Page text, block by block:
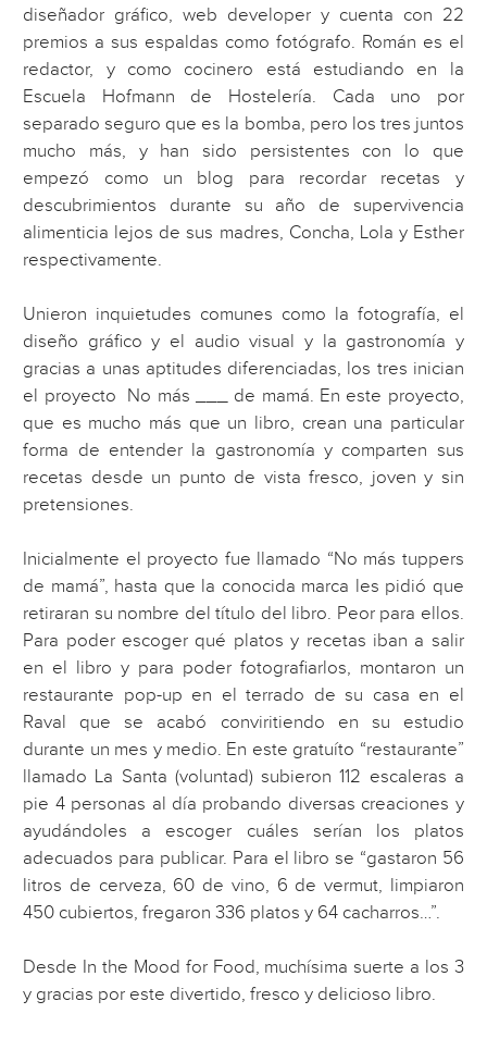
diseñador gráfico, web developer y cuenta con 22
premios a sus espaldas como fotógrafo. Román es el
redactor, y como cocinero está estudiando en la
Escuela Hofmann de Hostelería. Cada uno por
separado seguro que es la bomba, pero los tres juntos
mucho más, y han sido persistentes con lo que
empezó como un blog para recordar recetas y
descubrimientos durante su año de supervivencia
alimenticia lejos de sus madres, Concha, Lola y Esther
respectivamente.
Unieron inquietudes comunes como la fotografía, el
diseño gráfico y el audio visual y la gastronomía y
gracias a unas aptitudes diferenciadas, los tres inician
el proyecto No más ___ de mamá. En este proyecto,
que es mucho más que un libro, crean una particular
forma de entender la gastronomía y comparten sus
recetas desde un punto de vista fresco, joven y sin
pretensiones.
Inicialmente el proyecto fue llamado “No más tuppers
de mamá”, hasta que la conocida marca les pidió que
retiraran su nombre del título del libro. Peor para ellos.
Para poder escoger qué platos y recetas iban a salir
en el libro y para poder fotografiarlos, montaron un
restaurante pop-up en el terrado de su casa en el
Raval que se acabó conviritiendo en su estudio
durante un mes y medio. En este gratuíto “restaurante”
llamado La Santa (voluntad) subieron 112 escaleras a
pie 4 personas al día probando diversas creaciones y
ayudándoles a escoger cuáles serían los platos
adecuados para publicar. Para el libro se “gastaron 56
litros de cerveza, 60 de vino, 6 de vermut, limpiaron
450 cubiertos, fregaron 336 platos y 64 cacharros…”.
Desde In the Mood for Food, muchísima suerte a los 3
y gracias por este divertido, fresco y delicioso libro.